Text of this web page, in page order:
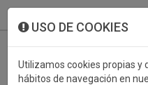
USO DE COOKIES
Utilizamos cookies propias y
hábitos de navegación en